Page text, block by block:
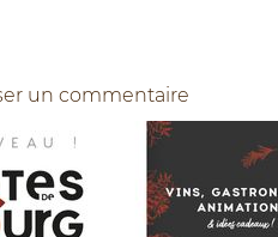
un commentaire